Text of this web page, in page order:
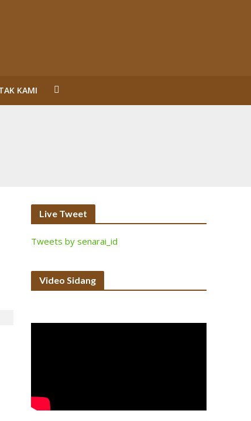
KAMI
Live Tweet
Tweets by senarai_id
Video Sidang